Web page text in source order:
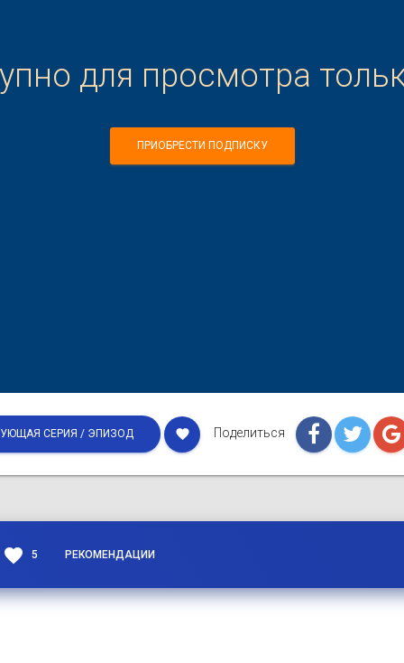
для просмотра
ПРИОБРЕСТИ ПОДПИСКУ
СЕРИЯ / ЭПИЗОД favorite Поделиться
favorite 5 РЕКОМЕНДАЦИИ